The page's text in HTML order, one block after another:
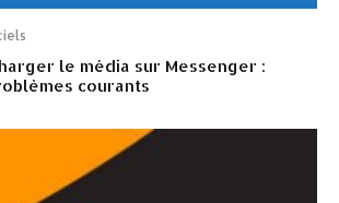
le média sur Messenger :
courants